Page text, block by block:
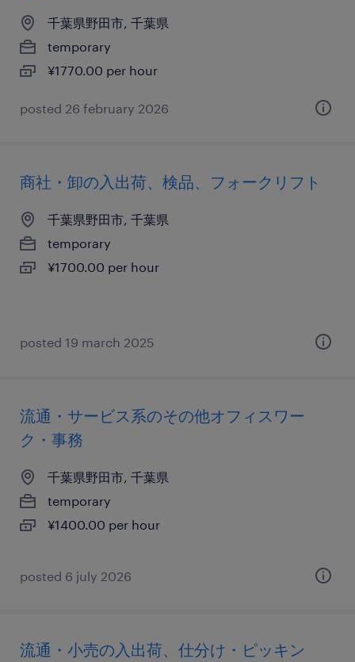
千葉県野田市, 千葉県
temporary
¥1770.00 per hour
posted 26 february 2026
商社・卸の入出荷、検品、フォークリフト
千葉県野田市, 千葉県
temporary
¥1700.00 per hour
posted 19 march 2025
流通・サービス系のその他オフィスワー
ク・事務
千葉県野田市, 千葉県
temporary
¥1400.00 per hour
posted 6 july 2026
流通・小売の入出荷、仕分け・ピッキン